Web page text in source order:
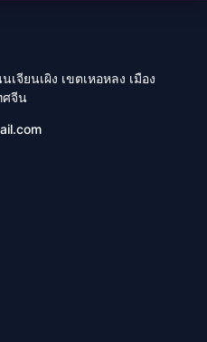
จียนเผิง เขตเหอหลง เมือง
ศจีน